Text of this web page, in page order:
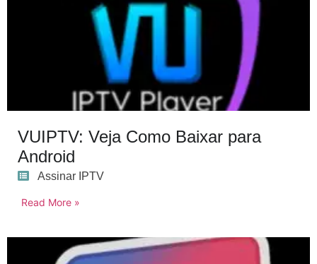
VUIPTV: Veja Como Baixar para
Android
Assinar IPTV
Read More »